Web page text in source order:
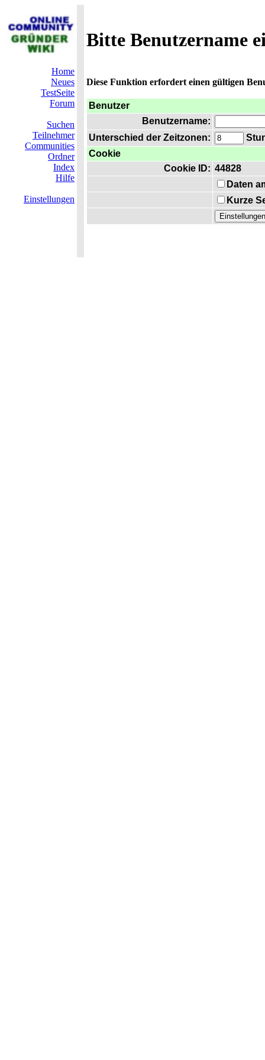
Bitte Benutzername
Home
Neues
TestSeite
Forum
Suchen
Teilnehmer
Communities
Ordner
Index
Hilfe
Einstellungen
Diese Funktion erfordert einen gültigen
Benutzer
Benutzername:
Unterschied der Zeitzonen:
Cookie
Cookie ID: 44828
Daten
Kurze